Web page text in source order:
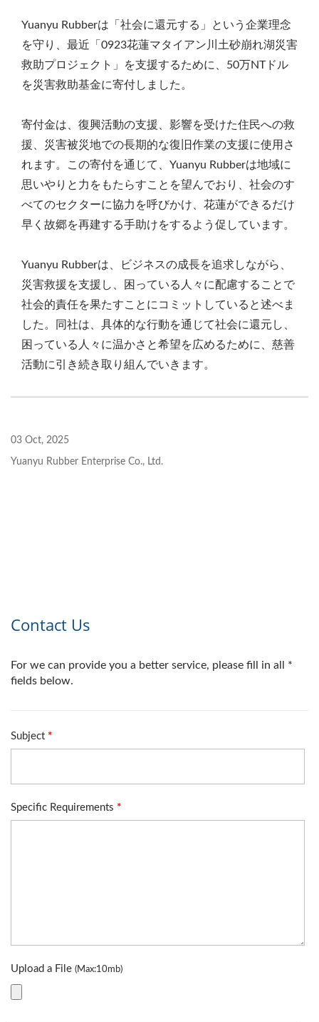
Yuanyu Rubberは「社会に還元する」という企業理念
を守り、最近「0923花蓮マタイアン川土砂崩れ湖災害
救助プロジェクト」を支援するために、50万NTドル
を災害救助基金に寄付しました。
寄付金は、復興活動の支援、影響を受けた住民への救
援、災害被災地での長期的な復旧作業の支援に使用さ
れます。この寄付を通じて、Yuanyu Rubberは地域に
思いやりと力をもたらすことを望んでおり、社会のす
べてのセクターに協力を呼びかけ、花蓮ができるだけ
早く故郷を再建する手助けをするよう促しています。
Yuanyu Rubberは、ビジネスの成長を追求しながら、
災害救援を支援し、困っている人々に配慮することで
社会的責任を果たすことにコミットしていると述べま
した。同社は、具体的な行動を通じて社会に還元し、
困っている人々に温かさと希望を広めるために、慈善
活動に引き続き取り組んでいきます。
03 Oct, 2025
Yuanyu Rubber Enterprise Co., Ltd.